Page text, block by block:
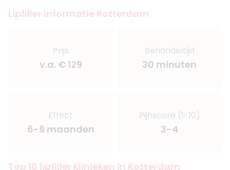
Lipfiller informatie Rotterdam
Prijs
v.a. € 129
Behandeltijd
30 minuten
Effect
6-9 maanden
Pijnscore (1-10)
3-4
Top 10 lipfiller klinieken in Rotterdam